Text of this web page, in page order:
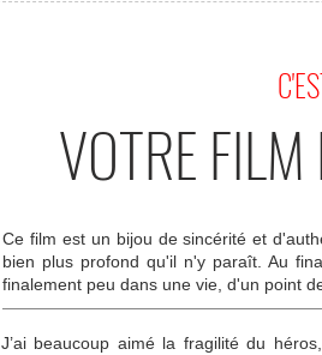
VOTRE
Ce film est un bijou de sincérité et
bien plus profond qu'il n'y paraît. Au
finalement peu dans une vie, d'un point
J’ai beaucoup aimé la fragilité du